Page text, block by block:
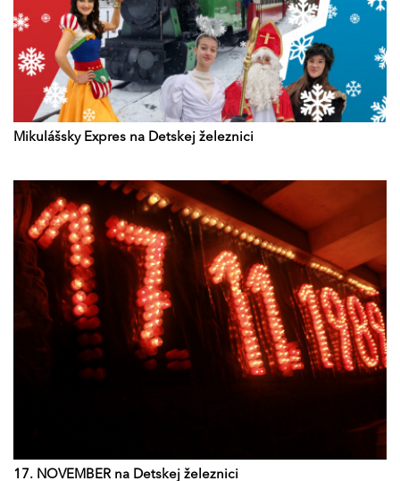
Mikulášsky Expres na Detskej železnici
17. NOVEMBER na Detskej železnici